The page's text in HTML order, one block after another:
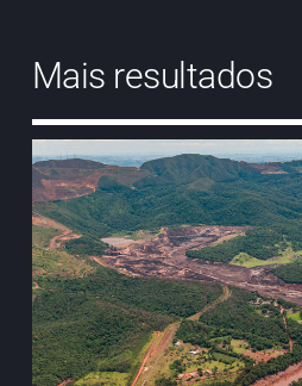
Mais resultados